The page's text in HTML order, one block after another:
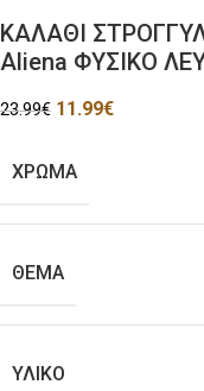
ΚΑΛΑΘΙ
Aliena ΦΥΣΙΚΟ
23.99€ 11.99€
ΧΡΩΜΑ
ΘΕΜΑ
ΥΛΙΚΟ